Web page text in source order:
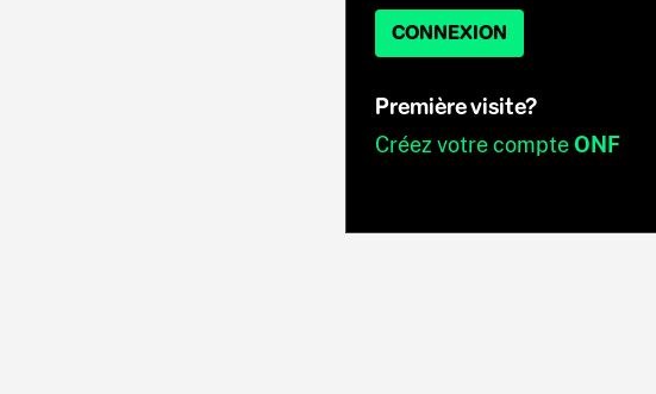
CONNEXION
Première visite?
Créez votre compteONF